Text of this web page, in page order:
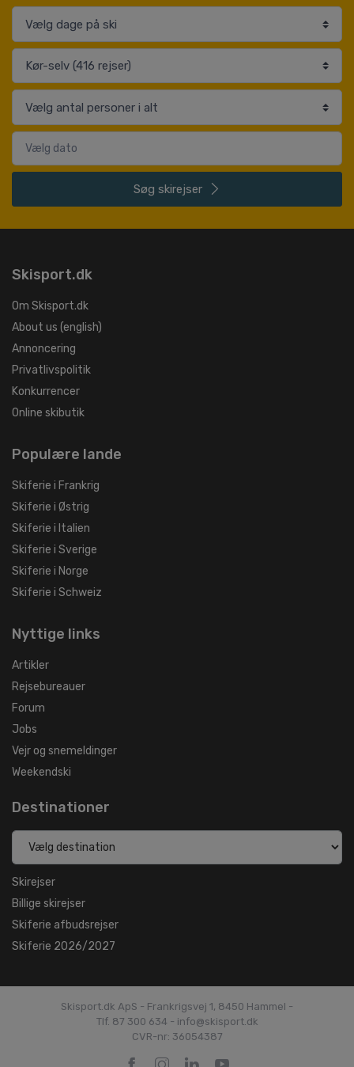
Søg skirejser
Skisport.dk
Om Skisport.dk
About us (english)
Annoncering
Privatlivspolitik
Konkurrencer
Online skibutik
Populære lande
Skiferie i Frankrig
Skiferie i Østrig
Skiferie i Italien
Skiferie i Sverige
Skiferie i Norge
Skiferie i Schweiz
Nyttige links
Artikler
Rejsebureauer
Forum
Jobs
Vejr og snemeldinger
Weekendski
Destinationer
Skirejser
Billige skirejser
Skiferie afbudsrejser
Skiferie 2026/2027
Skisport.dk ApS - Frankrigsvej 1, 8450 Hammel -
Tlf. 87 300 634 - info@skisport.dk
CVR-nr: 36054387